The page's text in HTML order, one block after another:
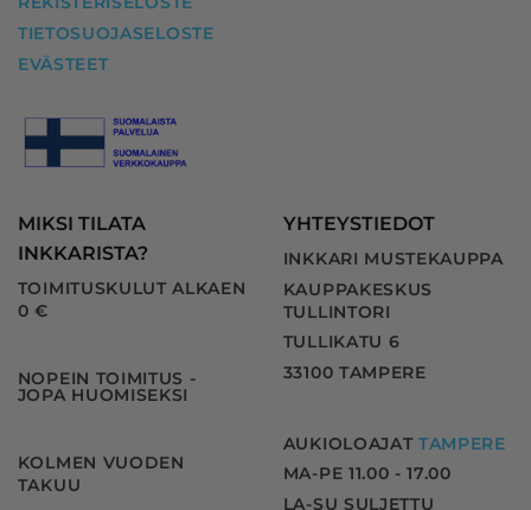
TIETOSUOJASELOSTE
EVÄSTEET
MIKSI TILATA
INKKARISTA?
TOIMITUSKULUT ALKAEN
0 €
NOPEIN TOIMITUS -
JOPA HUOMISEKSI
KOLMEN VUODEN
TAKUU
YHTEYSTIEDOT
INKKARI MUSTEKAUPPA
KAUPPAKESKUS
TULLINTORI
TULLIKATU 6
33100 TAMPERE
AUKIOLOAJAT TAMPERE
MA-PE 11.00 - 17.00
LA-SU SULJETTU